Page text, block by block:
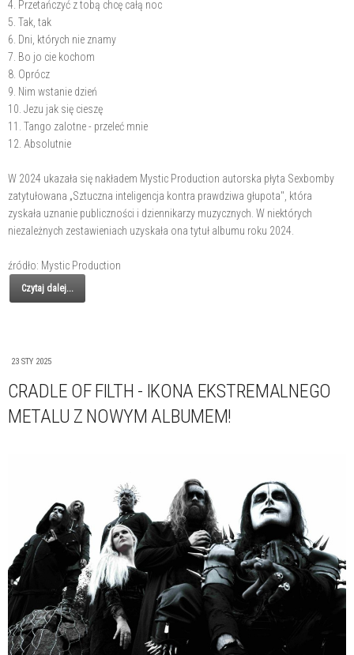
4. Przetańczyć z tobą chcę całą noc
5. Tak, tak
6. Dni, których nie znamy
7. Bo jo cie kochom
8. Oprócz
9. Nim wstanie dzień
10. Jezu jak się cieszę
11. Tango zalotne - przeleć mnie
12. Absolutnie
W 2024 ukazała się nakładem Mystic Production autorska płyta Sexbomby
zatytułowana „Sztuczna inteligencja kontra prawdziwa głupota", która
zyskała uznanie publiczności i dziennikarzy muzycznych. W niektórych
niezależnych zestawieniach uzyskała ona tytuł albumu roku 2024.
źródło: Mystic Production
Czytaj dalej...
23 STY 2025
CRADLE OF FILTH - IKONA EKSTREMALNEGO
METALU Z NOWYM ALBUMEM!